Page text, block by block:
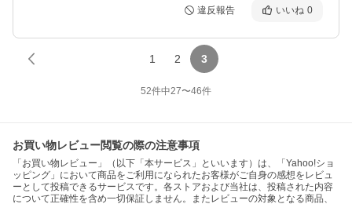
違反報告 いいね 0
1 2 3
52件中27〜46件
お買い物レビュー閲覧の際の注意事項
「お買い物レビュー」（以下「本サービス」といいます）は、「Yahoo!ショ
ッピング」において商品をご利用になられたお客様がご自身の感想をレビュ
ーとして投稿できるサービスです。各ストアおよび当社は、投稿された内容
について正確性を含め一切保証しません。またレビューの対象となる商品、